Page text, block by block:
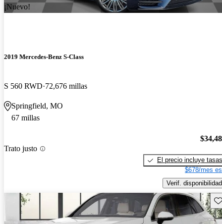
¡Nuevo!
2019 Mercedes-Benz S-Class
S 560 RWD 72,676 millas
Springfield, MO
67 millas
Trato justo
El precio incluye tasas
$678/mes
Verif. disponibilidad